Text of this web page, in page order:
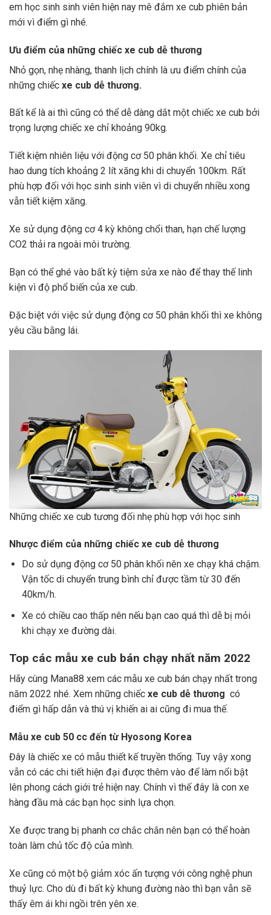
em học sinh sinh viên hiện nay mê đắm xe cub phiên bản
mới vì điểm gì nhé.
Ưu điểm của những chiếc xe cub dễ thương
Nhỏ gọn, nhẹ nhàng, thanh lịch chính là ưu điểm chính của
những chiếc xe cub dễ thương.
Bất kể là ai thì cũng có thể dễ dàng dắt một chiếc xe cub bởi
trọng lượng chiếc xe chỉ khoảng 90kg.
Tiết kiệm nhiên liệu với động cơ 50 phân khối. Xe chỉ tiêu
hao dung tích khoảng 2 lít xăng khi di chuyển 100km. Rất
phù hợp đối với học sinh sinh viên vì di chuyển nhiều xong
vẫn tiết kiệm xăng.
Xe sử dụng động cơ 4 kỳ không chổi than, hạn chế lượng
CO2 thải ra ngoài môi trường.
Bạn có thể ghé vào bất kỳ tiệm sửa xe nào để thay thế linh
kiện vì độ phổ biến của xe cub.
Đặc biệt với việc sử dụng động cơ 50 phân khối thì xe không
yêu cầu bằng lái.
Những chiếc xe cub tương đối nhẹ phù hợp với học sinh
Nhược điểm của những chiếc xe cub dễ thương
Do sử dụng động cơ 50 phân khối nên xe chạy khá chậm.
Vận tốc di chuyển trung bình chỉ được tầm từ 30 đến
40km/h.
Xe có chiều cao thấp nên nếu bạn cao quá thì dễ bị mỏi
khi chạy xe đường dài.
Top các mẫu xe cub bán chạy nhất năm 2022
Hãy cùng Mana88 xem các mẫu xe cub bán chạy nhất trong
năm 2022 nhé. Xem những chiếc xe cub dễ thương có
điểm gì hấp dẫn và thú vị khiến ai ai cũng đi mua thế.
Mẫu xe cub 50 cc đến từ Hyosong Korea
Đây là chiếc xe có mẫu thiết kế truyền thống. Tuy vậy xong
vẫn có các chi tiết hiện đại được thêm vào để làm nổi bật
lên phong cách giới trẻ hiện nay. Chính vì thế đây là con xe
hàng đầu mà các bạn học sinh lựa chọn.
Xe được trang bị phanh cơ chắc chắn nên bạn có thể hoàn
toàn làm chủ tốc độ của mình.
Xe cũng có một bộ giảm xóc ấn tượng với công nghệ phun
thuỷ lực. Cho dù đi bất kỳ khung đường nào thì bạn vẫn sẽ
thấy êm ái khi ngồi trên yên xe.